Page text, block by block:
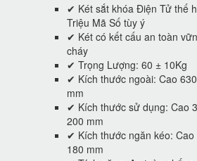
✔ Két sắt khóa Điện Tử thế
Triệu Mã Số tùy ý
✔ Két có kết cấu an toàn
cháy
✔ Trọng Lượng: 60 ± 10Kg
✔ Kích thước ngoài: Cao
mm
✔ Kích thước sử dụng: Cao
200 mm
✔ Kích thước ngăn kéo: Cao
180 mm